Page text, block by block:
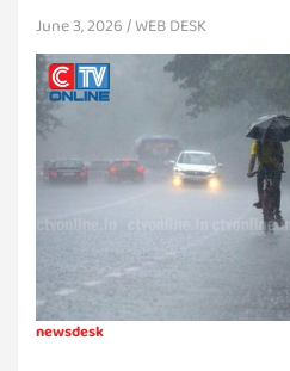
June 3, 2026 WEB DESK
newsdesk